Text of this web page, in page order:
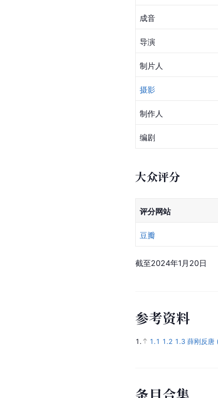
成音
导演
制片人
摄影
制作人
编剧
大众评分
评分网站
豆瓣
截至2024年1月20日
参考资料
1. 1.1 1.2 1.3 薛刚反唐